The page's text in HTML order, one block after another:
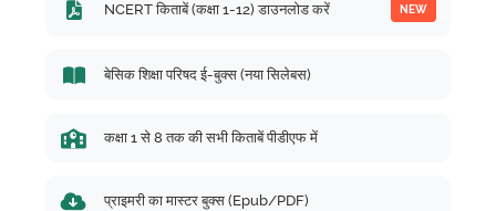
NCERT किताबें (कक्षा 1-12) डाउनलोड करें NEW
बेसिक शिक्षा परिषद ई-बुक्स (नया सिलेबस)
कक्षा 1 से 8 तक की सभी किताबें पीडीएफ में
प्राइमरी का मास्टर बुक्स (Epub/PDF)